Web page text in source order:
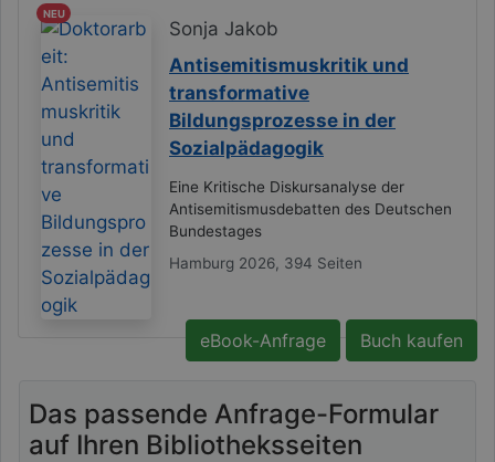
NEU
Sonja Jakob
Antisemitismuskritik und
transformative
Bildungsprozesse in der
Sozialpädagogik
Eine Kritische Diskursanalyse der
Antisemitismusdebatten des Deutschen
Bundestages
Hamburg 2026, 394 Seiten
eBook-Anfrage Buch kaufen
Das passende Anfrage-Formular
auf Ihren Bibliotheksseiten